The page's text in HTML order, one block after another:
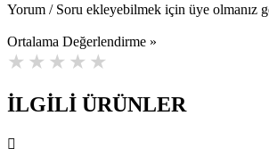
Yorum / Soru ekleyebilmek için üye olmanız
Ortalama Değerlendirme »
İLGİLİ ÜRÜNLER